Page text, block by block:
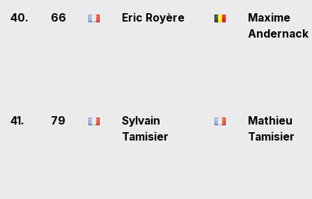
40. 66 Eric Royère
Maxime
Andernack
41. 79
Sylvain
Tamisier
Mathieu
Tamisier